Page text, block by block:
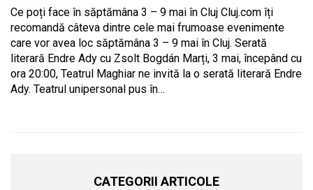
Ce poți face în săptămâna 3 – 9 mai în Cluj Cluj.com îți
recomandă câteva dintre cele mai frumoase evenimente
care vor avea loc săptămâna 3 – 9 mai în Cluj. Serată
literară Endre Ady cu Zsolt Bogdán Marți, 3 mai, începând cu
ora 20:00, Teatrul Maghiar ne invită la o serată literară Endre
Ady. Teatrul unipersonal pus în…
CATEGORII ARTICOLE